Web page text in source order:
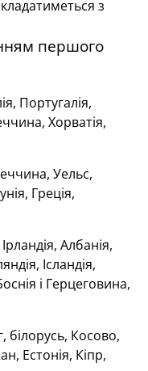
з
першого
Португалія,
Хорватія,
Уельс,
Греція,
Албанія,
Ісландія,
і Герцеговина,
білорусь, Косово,
Естонія, Кіпр,